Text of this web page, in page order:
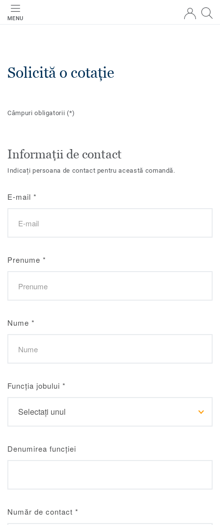
MENU
Solicită o cotație
Câmpuri obligatorii(*)
Informații de contact
Indicați persoana de contact pentru această comandă.
E-mail *
Prenume *
Nume *
Funcția jobului *
Denumirea funcției
Număr de contact *